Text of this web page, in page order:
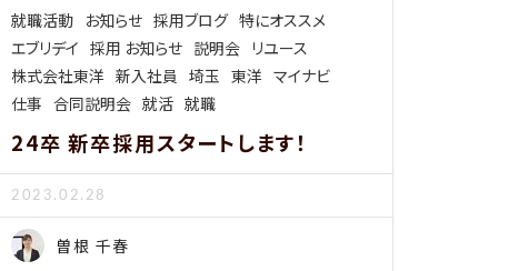
就職活動 お知らせ 採用ブログ 特にオススメ
エブリデイ 採用 お知らせ 説明会 リユース
株式会社東洋 新入社員 埼玉 東洋 マイナビ
仕事 合同説明会 就活 就職
24卒 新卒採用スタートします！
2023.02.28
曽根 千春